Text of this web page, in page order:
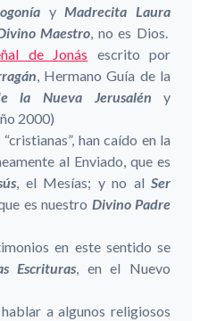
yMadrecita Laura
Maestro, no es Dios.
de Jonás escrito por
, Hermano Guía de la
la Nueva Jerusalén y
2000)
han caído en la
al Enviado, que es
, el Mesías; y no alSer
es nuestro Divino Padre
en este sentido se
Escrituras, en el Nuevo
a algunos religiosos